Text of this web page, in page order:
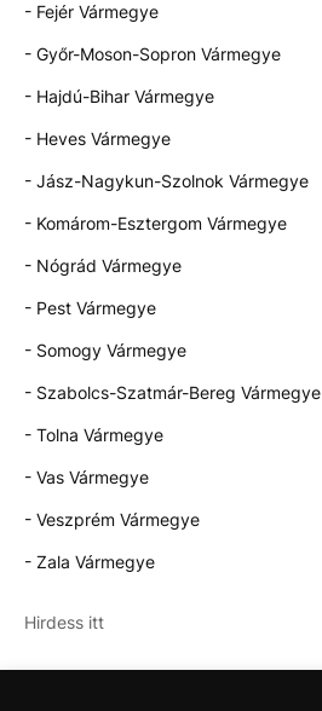
- Fejér Vármegye
- Győr-Moson-Sopron Vármegye
- Hajdú-Bihar Vármegye
- Heves Vármegye
- Jász-Nagykun-Szolnok Vármegye
- Komárom-Esztergom Vármegye
- Nógrád Vármegye
- Pest Vármegye
- Somogy Vármegye
- Szabolcs-Szatmár-Bereg Vármegye
- Tolna Vármegye
- Vas Vármegye
- Veszprém Vármegye
- Zala Vármegye
Hirdess itt